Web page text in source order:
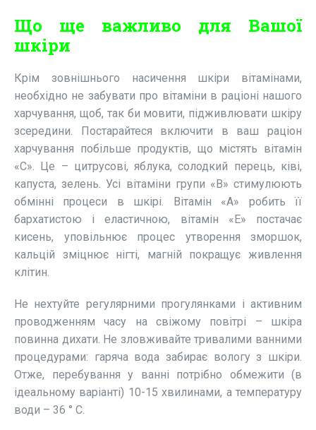
Що ще важливо для Вашої
шкіри
Крім зовнішнього насичення шкіри вітамінами,
необхідно не забувати про вітаміни в раціоні нашого
харчування, щоб, так би мовити, підживлювати шкіру
зсередини. Постарайтеся включити в ваш раціон
харчування побільше продуктів, що містять вітамін
«С». Це – цитрусові, яблука, солодкий перець, ківі,
капуста, зелень. Усі вітаміни групи «В» стимулюють
обмінні процеси в шкірі. Вітамін «А» робить її
бархатистою і еластичною, вітамін «Е» постачає
кисень, уповільнює процес утворення зморшок,
кальцій зміцнює нігті, магній покращує живлення
клітин.
Не нехтуйте регулярними прогулянками і активним
проводженням часу на свіжому повітрі – шкіра
повинна дихати. Не зловживайте тривалими ванними
процедурами: гаряча вода забирає вологу з шкіри.
Отже, перебування у ванні потрібно обмежити (в
ідеальному варіанті) 10-15 хвилинами, а температуру
води – 36 ° С.